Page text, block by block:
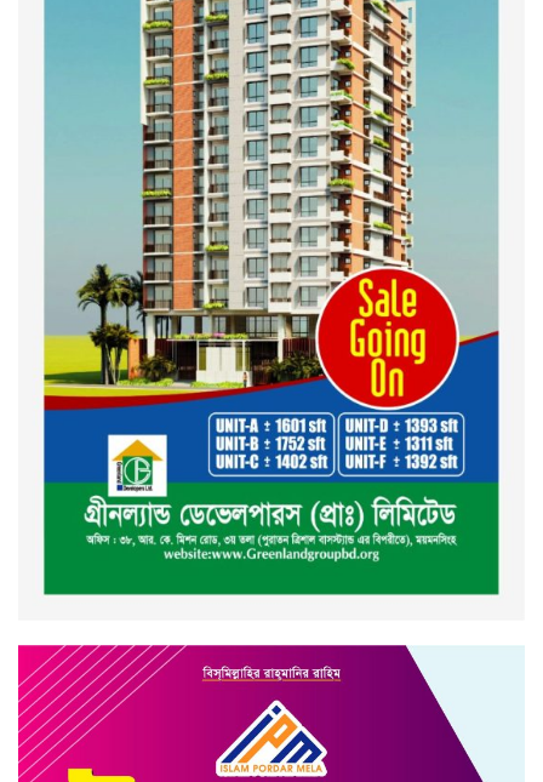
দেশ গড়তে জুলাই জাগরণ’ কর্মসূচির
অংশ হিসেবে এনসিপির জুলাই
পথসভসায়- নাসীরুদ্দীন পাটওয়ারী
ইসলামী ব্যাংক বাংলাদেশ পিলএলসি
ময়মনসিংহ শাখার গ্রাহক সমাবেশ
২০২৪ এর গণঅভ্যুত্থানের শহিদের
কবর জিয়ারত ও দোয়া করলেন
ময়মনসিংহ মহানগর জামায়াত